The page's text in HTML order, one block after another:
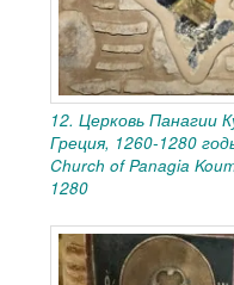
12. Церковь Панагии
Греция, 1260-1280
Church of Panagia
1280